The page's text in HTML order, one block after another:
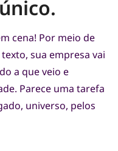
cena! Por meio de
sua empresa vai
a que veio e
Parece uma tarefa
universo, pelos